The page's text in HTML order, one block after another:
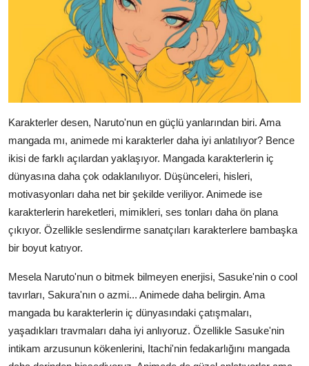
Karakterler desen, Naruto'nun en güçlü yanlarından biri. Ama
mangada mı, animede mi karakterler daha iyi anlatılıyor? Bence
ikisi de farklı açılardan yaklaşıyor. Mangada karakterlerin iç
dünyasına daha çok odaklanılıyor. Düşünceleri, hisleri,
motivasyonları daha net bir şekilde veriliyor. Animede ise
karakterlerin hareketleri, mimikleri, ses tonları daha ön plana
çıkıyor. Özellikle seslendirme sanatçıları karakterlere bambaşka
bir boyut katıyor.
Mesela Naruto'nun o bitmek bilmeyen enerjisi, Sasuke'nin o cool
tavırları, Sakura'nın o azmi... Animede daha belirgin. Ama
mangada bu karakterlerin iç dünyasındaki çatışmaları,
yaşadıkları travmaları daha iyi anlıyoruz. Özellikle Sasuke'nin
intikam arzusunun kökenlerini, Itachi'nin fedakarlığını mangada